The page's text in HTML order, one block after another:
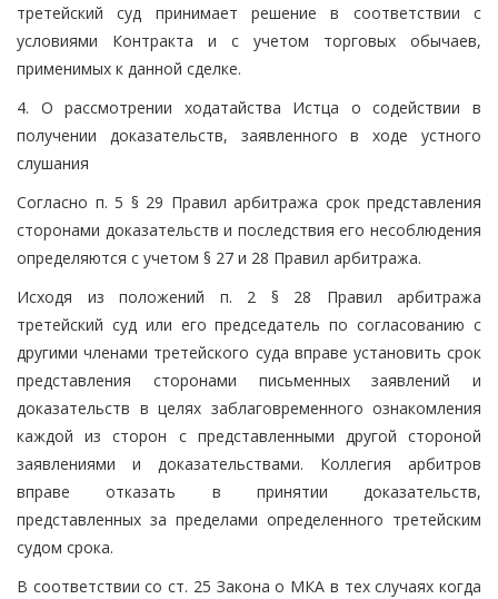
третейский суд принимает решение в соответствии с
условиями Контракта и с учетом торговых обычаев,
применимых к данной сделке.
4. О рассмотрении ходатайства Истца о содействии в
получении доказательств, заявленного в ходе устного
слушания
Согласно п. 5 § 29 Правил арбитража срок представления
сторонами доказательств и последствия его несоблюдения
определяются с учетом § 27 и 28 Правил арбитража.
Исходя из положений п. 2 § 28 Правил арбитража
третейский суд или его председатель по согласованию с
другими членами третейского суда вправе установить срок
представления сторонами письменных заявлений и
доказательств в целях заблаговременного ознакомления
каждой из сторон с представленными другой стороной
заявлениями и доказательствами. Коллегия арбитров
вправе отказать в принятии доказательств,
представленных за пределами определенного третейским
судом срока.
В соответствии со ст. 25 Закона о МКА в тех случаях когда